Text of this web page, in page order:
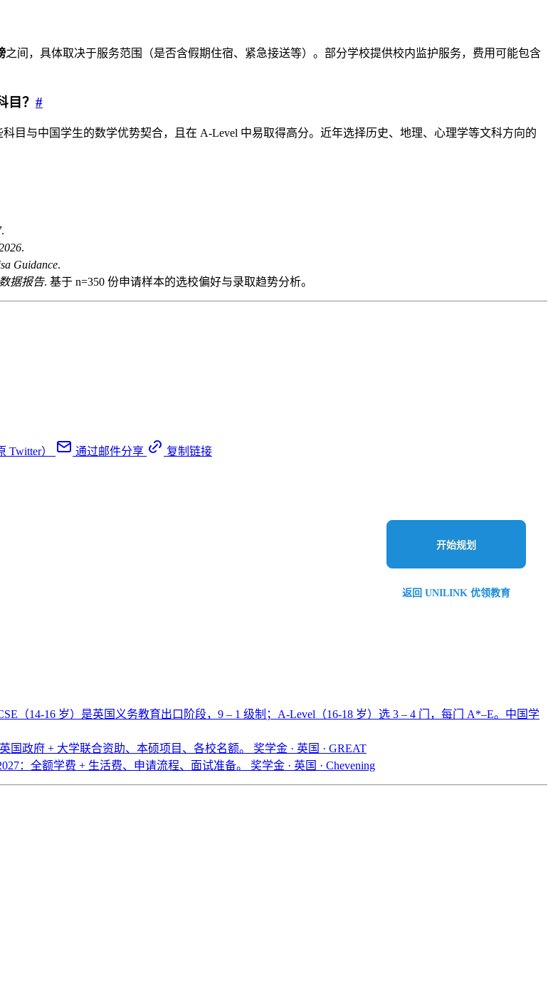
之间，具体取决于服务范围（是否含假期住宿、紧急接送等）。部分学校提供校内监护服务，费用可能包含
？ #
科目与中国学生的数学优势契合，且在 A-Level 中易取得高分。近年选择历史、地理、心理学等文科方向的
.
.
Guidance.
据报告. 基于 n=350 份申请样本的选校偏好与录取趋势分析。
Twitter） 通过邮件分享
复制链接
开始规划
返回 UNILINK 优领教育
（14-16 岁）是英国义务教育出口阶段，9 – 1 级制；A-Level（16-18 岁）选 3 – 4 门，每门 A*–E。中国学
英国政府 + 大学联合资助、本硕项目、各校名额。 奖学金 · 英国 · GREAT
：全额学费 + 生活费、申请流程、面试准备。 奖学金 · 英国 · Chevening